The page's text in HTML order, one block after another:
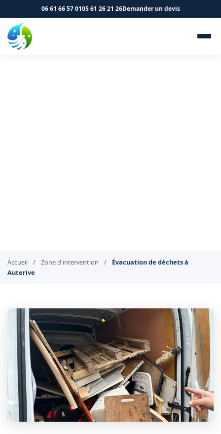
06 61 66 57 0105 61 26 21 26Demander un devis
Accueil / Zone d'intervention /
Évacuation de déchets à
Auterive